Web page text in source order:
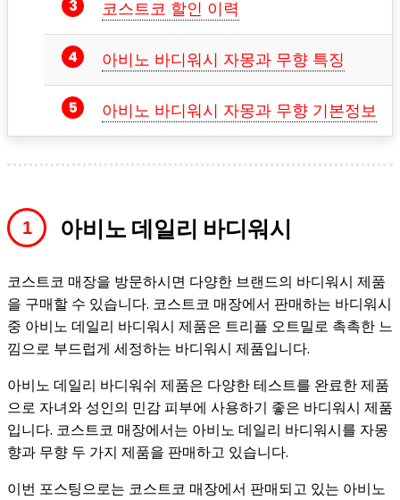
코스트코 할인 이력
아비노 바디워시 자몽과 무향 특징
아비노 바디워시 자몽과 무향 기본정보
아비노 데일리 바디워시
코스트코 매장을 방문하시면 다양한 브랜드의 바디워시 제품
을 구매할 수 있습니다. 코스트코 매장에서 판매하는 바디워시
중 아비노 데일리 바디워시 제품은 트리플 오트밀로 촉촉한 느
낌으로 부드럽게 세정하는 바디워시 제품입니다.
아비노 데일리 바디워쉬 제품은 다양한 테스트를 완료한 제품
으로 자녀와 성인의 민감 피부에 사용하기 좋은 바디워시 제품
입니다. 코스트코 매장에서는 아비노 데일리 바디워시를 자몽
향과 무향 두 가지 제품을 판매하고 있습니다.
이번 포스팅으로는 코스트코 매장에서 판매되고 있는 아비노